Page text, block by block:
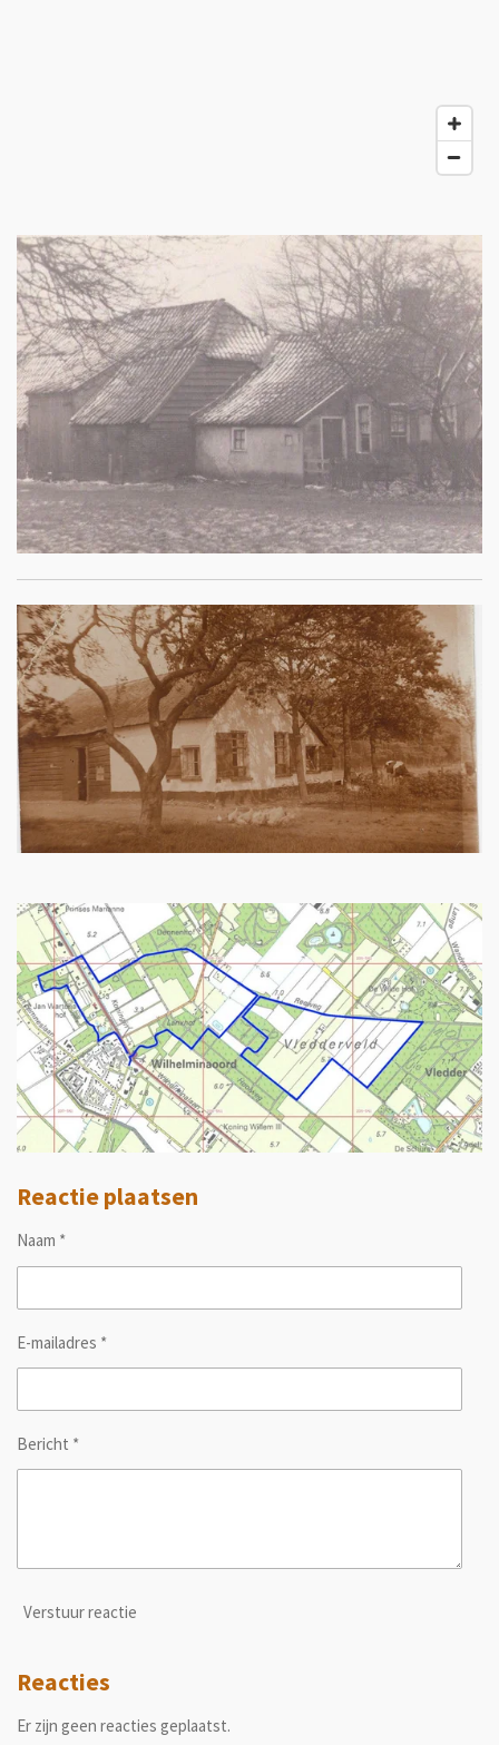
Reactie plaatsen
Naam *
E-mailadres *
Bericht *
Verstuur reactie
Reacties
Er zijn geen reacties geplaatst.